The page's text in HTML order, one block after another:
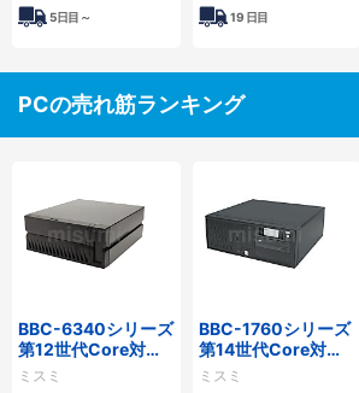
5日目～ 19 日目
PCの売れ筋ランキング
BBC-6340シリーズ
第12世代Core対応
小型フロアマウント
ミスミ
BBC-1760シリーズ
第14世代Core対応
小型フロアマウント
ミスミ